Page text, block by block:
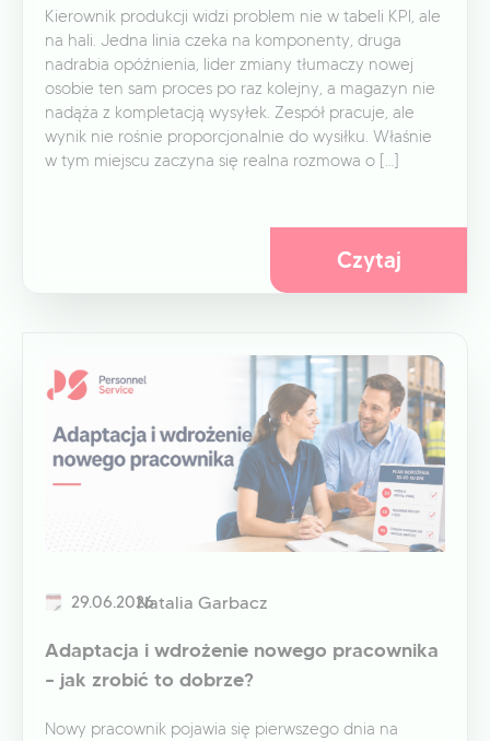
Kierownik produkcji widzi problem nie w tabeli KPI, ale
na hali. Jedna linia czeka na komponenty, druga
nadrabia opóźnienia, lider zmiany tłumaczy nowej
osobie ten sam proces po raz kolejny, a magazyn nie
nadąża z kompletacją wysyłek. Zespół pracuje, ale
wynik nie rośnie proporcjonalnie do wysiłku. Właśnie
w tym miejscu zaczyna się realna rozmowa o […]
Czytaj
29.06.2026Natalia Garbacz
Adaptacja i wdrożenie nowego pracownika
– jak zrobić to dobrze?
Nowy pracownik pojawia się pierwszego dnia na